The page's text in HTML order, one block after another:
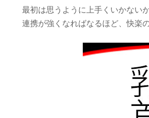
最初は思うように上手くいかない
連携が強くなればなるほど、快楽